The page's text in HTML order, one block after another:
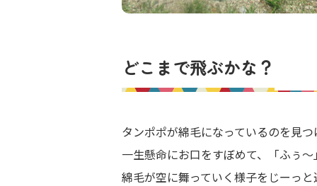
どこまで飛ぶかな？
タンポポが綿毛になっているのを見
一生懸命にお口をすぼめて、「ふぅ
綿毛が空に舞っていく様子をじーっ